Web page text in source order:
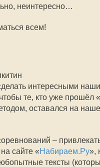
неинтересно…
всем!
интересными наши
те, кто уже прошёл
оставался на
–
сайте «Набираем.Ру»,
тексты